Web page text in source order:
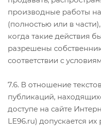
производные работы
(полностью или в
когда такие действия
разрешены
соответствии с
7.6. В отношение
публикаций,
доступе на сайте
LE96.ru) допускается